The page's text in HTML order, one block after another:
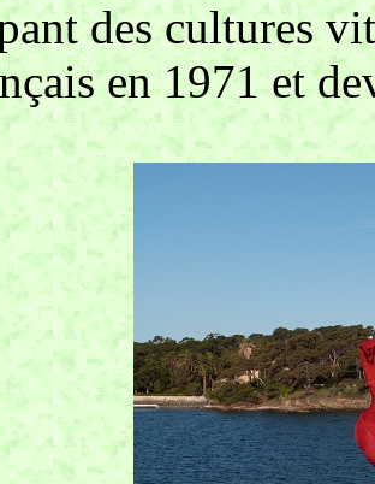
des cultures
en 1971 et